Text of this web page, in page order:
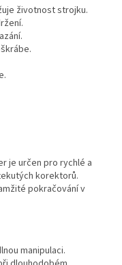
životnost strojku.
je určen pro rychlé a
korektorů.
pokračování v
manipulaci.